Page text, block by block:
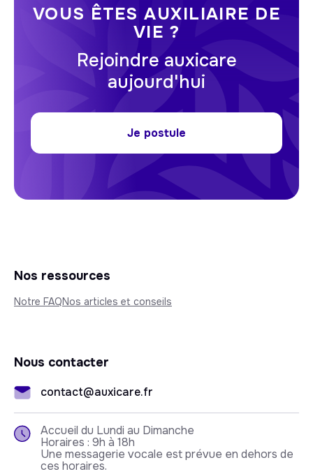
VOUS ÊTES AUXILIAIRE DE
VIE ?
Rejoindre auxicare
aujourd'hui
Je postule
Nos ressources
Notre FAQNos articles et conseils
Nous contacter
contact@auxicare.fr
Accueil du Lundi au Dimanche
Horaires : 9h à 18h
Une messagerie vocale est prévue en dehors de
ces horaires.